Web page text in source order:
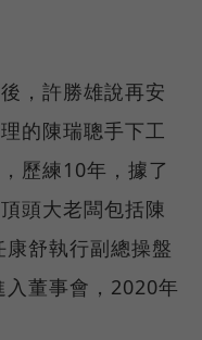
，許勝雄說再安
的陳瑞聰手下工
歷練10年，據了
頭大老闆包括陳
舒執行副總操盤
董事會，2020年